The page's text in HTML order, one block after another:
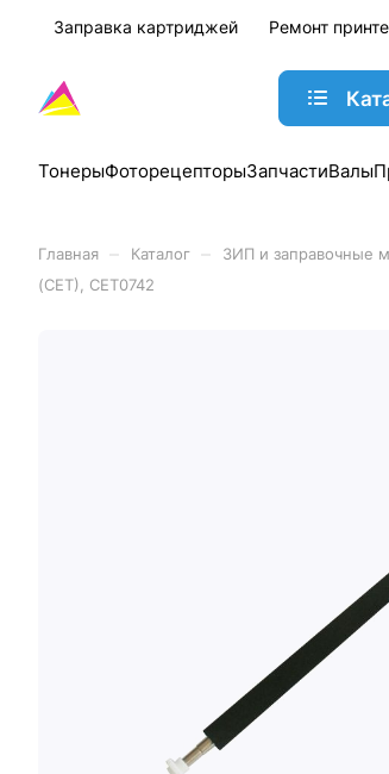
Заправка картриджей Ремонт
ТонерыФоторецепторыЗапчастиВалы
Главная Каталог ЗИП и заправочные
(CET), CET0742